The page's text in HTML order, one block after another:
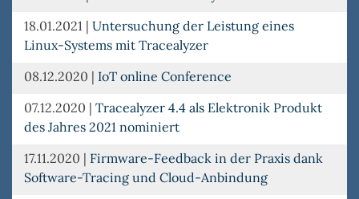
18.01.2021 | Untersuchung der Leistung eines
Linux-Systems mit Tracealyzer
08.12.2020 | IoT online Conference
07.12.2020 | Tracealyzer 4.4 als Elektronik Produkt
des Jahres 2021 nominiert
17.11.2020 | Firmware-Feedback in der Praxis dank
Software-Tracing und Cloud-Anbindung